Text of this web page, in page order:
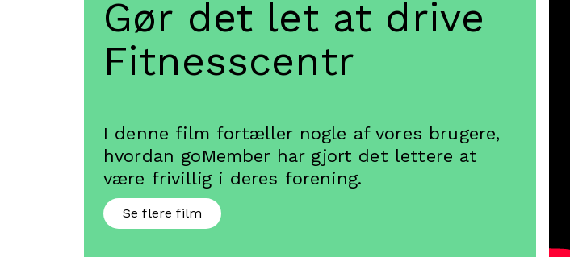
Gør det let at drive
Personale
I denne film fortæller nogle af vores brugere,
hvordan goMember har gjort det lettere at
være frivillig i deres forening.
Se flere film